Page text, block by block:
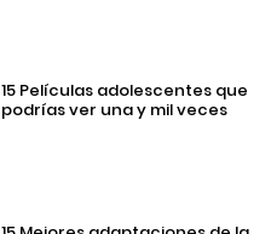
15 Películas adolescentes que
podrías ver una y mil veces